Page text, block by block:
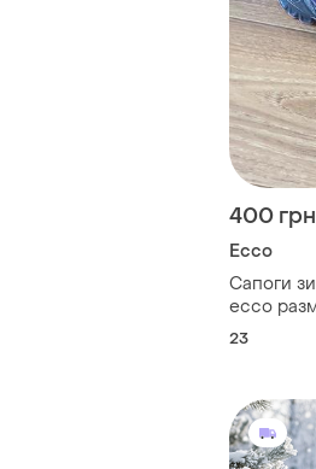
400 грн
Ecco
Сапоги
ecco
23